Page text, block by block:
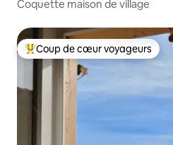
Coquette maison de village
Coups de cœur voyageurs les
Coup de cœur voyageurs